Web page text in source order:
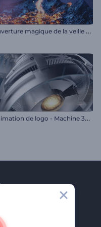
O
uverture magique de la veille du Nouvel An
A
nimation de logo - Machine 3D de haute technologie